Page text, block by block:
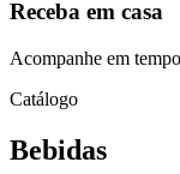
Receba em casa
Acompanhe em
Catálogo
Bebidas